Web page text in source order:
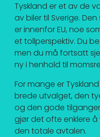
Tyskland er et av de
av biler til Sverige.
er innenfor EU, noe
et tollperspektiv. Du
men du må fortsatt
ny i henhold til
For mange er
brede utvalget, den
og den gode
gjør det ofte enklere
den totale avtalen.